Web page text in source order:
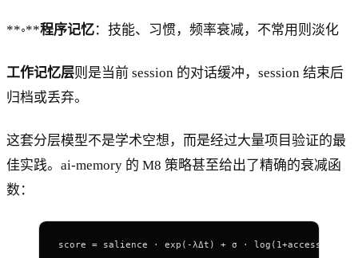
**◦**程序记忆：技能、习惯，频率衰减，不常用则淡化
工作记忆层则是当前 session 的对话缓冲，session 结束后
归档或丢弃。
这套分层模型不是学术空想，而是经过大量项目验证的最
佳实践。ai-memory 的 M8 策略甚至给出了精确的衰减函
数：
score = salience · exp(-λΔt) + σ ·